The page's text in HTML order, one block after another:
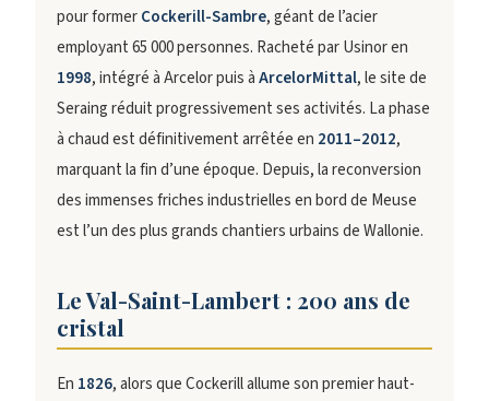
pour formerCockerill-Sambre, géant de l’acier
employant 65 000 personnes. Racheté par Usinor en
1998, intégré à Arcelor puis àArcelorMittal, le site de
Seraing réduit progressivement ses activités. La phase
à chaud est définitivement arrêtée en 2011–2012,
marquant la fin d’une époque. Depuis, la reconversion
des immenses friches industrielles en bord de Meuse
est l’un des plus grands chantiers urbains de Wallonie.
Le Val-Saint-Lambert : 200 ans de
cristal
En 1826, alors que Cockerill allume son premier haut-